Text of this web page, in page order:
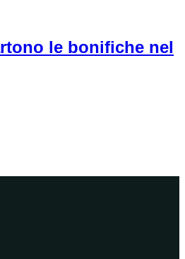
le bonifiche nel